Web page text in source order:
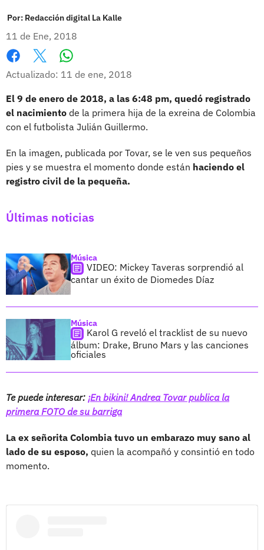
Por: Redacción digital La Kalle
11 de Ene, 2018
Facebook
X
Actualizado: 11 de ene, 2018
El 9 de enero de 2018, a las 6:48 pm, quedó registrado
el nacimiento de la primera hija de la exreina de Colombia
con el futbolista Julián Guillermo.
En la imagen, publicada por Tovar, se le ven sus pequeños
pies y se muestra el momento donde están haciendo el
registro civil de la pequeña.
Últimas noticias
Música
VIDEO: Mickey Taveras sorprendió al
cantar un éxito de Diomedes Díaz
Música
Karol G reveló el tracklist de su nuevo
álbum: Drake, Bruno Mars y las canciones
oficiales
Te puede interesar: ¡En bikini! Andrea Tovar publica la
primera FOTO de su barriga
La ex señorita Colombia tuvo un embarazo muy sano al
lado de su esposo, quien la acompañó y consintió en todo
momento.